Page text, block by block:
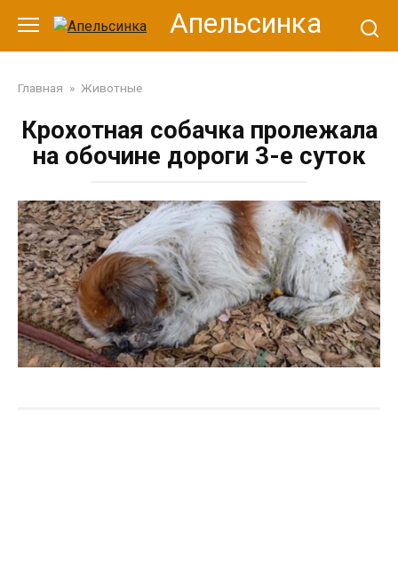
контенту
Апельсинка
Главная » Животные
Крохотная собачка пролежала
на обочине дороги 3-е суток